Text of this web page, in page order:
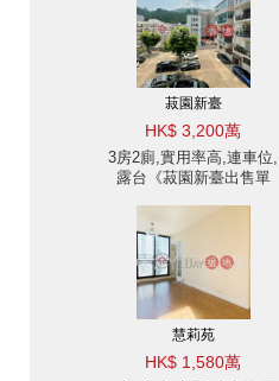
菽園新臺
HK$ 3,200萬
3房2廁,實用率高,連車位,
露台《菽園新臺出售單
慧莉苑
HK$ 1,580萬